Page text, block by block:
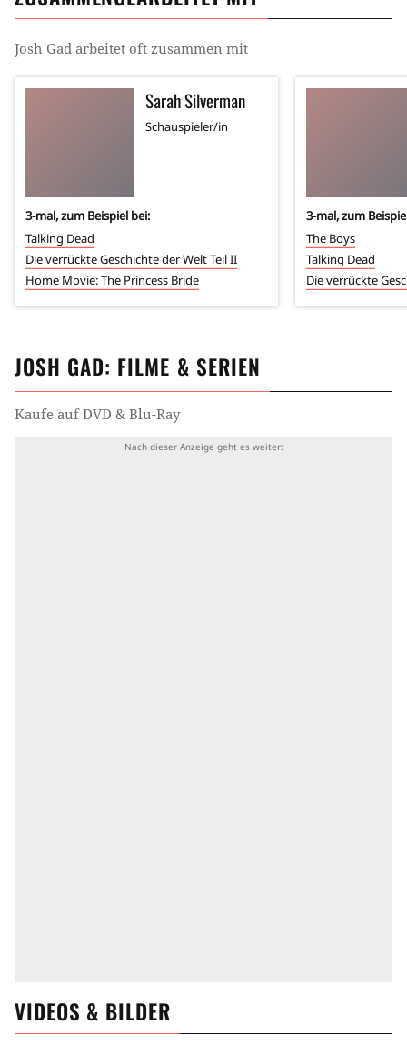
Josh Gad arbeitet oft zusammen mit
Sarah Silverman
Schauspieler/in
3-mal, zum Beispiel bei:
Talking Dead
Die verrückte Geschichte der Welt Teil II
Home Movie: The Princess Bride
3-mal, zum
The Boys
Talking Dead
Die verrückte
JOSH GAD: FILME & SERIEN
Kaufe auf DVD & Blu-Ray
VIDEOS & BILDER